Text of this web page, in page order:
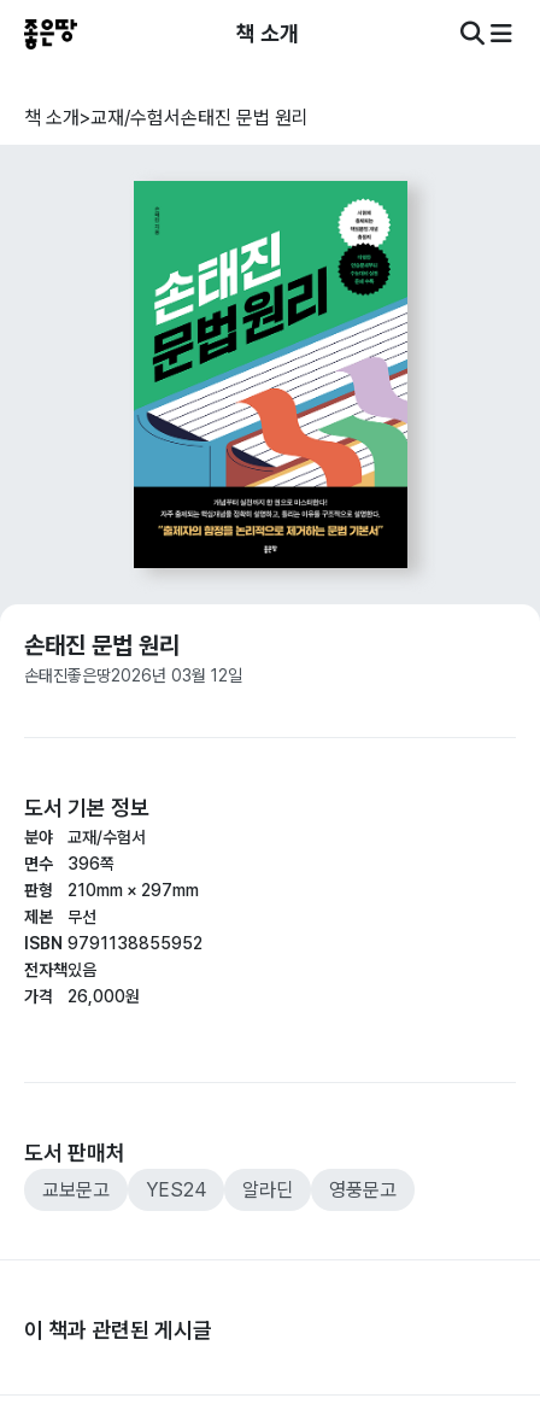
책 소개
책 소개>교재/수험서손태진 문법 원리
손태진 문법 원리
손태진좋은땅2026년 03월 12일
도서 기본 정보
분야
면수
판형
제본
ISBN
전자책
가격
교재/수험서
396쪽
210mm × 297mm
무선
9791138855952
있음
26,000원
도서 판매처
교보문고 YES24 알라딘 영풍문고
이 책과 관련된 게시글